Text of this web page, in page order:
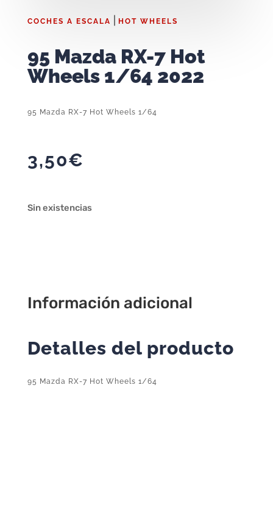
COCHES A ESCALA HOT WHEELS
95 Mazda RX-7 Hot
Wheels 1/64 2022
95 Mazda RX-7 Hot Wheels 1/64
3,50€
Sin existencias
Información adicional
Detalles del producto
95 Mazda RX-7 Hot Wheels 1/64